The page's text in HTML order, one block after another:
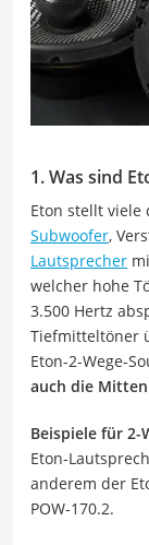
1. Was sind
Eton stellt viele
Subwoofer,
Lautsprecher
welcher hohe
3.500 Hertz
Tiefmitteltöner
Eton-2-Wege-
auch die
Beispiele für 2-
Eton-
anderem der
POW-170.2.